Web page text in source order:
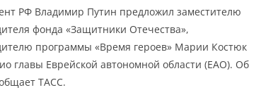
РФ Владимир Путин предложил заместителю
фонда «Защитники Отечества»,
программы «Время героев» Марии Костюк
главы Еврейской автономной области (ЕАО). Об
ТАСС.